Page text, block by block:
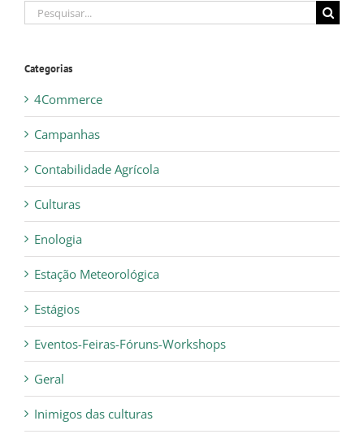
Pesquisar
Categorias
4Commerce
Campanhas
Contabilidade Agrícola
Culturas
Enologia
Estação Meteorológica
Estágios
Eventos-Feiras-Fóruns-Workshops
Geral
Inimigos das culturas